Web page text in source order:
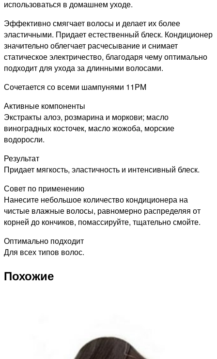
использоваться в домашнем уходе.
Эффективно смягчает волосы и делает их более
эластичными. Придает естественный блеск. Кондиционер
значительно облегчает расчесывание и снимает
статическое электричество, благодаря чему оптимально
подходит для ухода за длинными волосами.
Сочетается со всеми шампунями 11PM
Активные компоненты
Экстракты алоэ, розмарина и моркови; масло
виноградных косточек, масло жожоба, морские
водоросли.
Результат
Придает мягкость, эластичность и интенсивный блеск.
Совет по применению
Нанесите небольшое количество кондиционера на
чистые влажные волосы, равномерно распределяя от
корней до кончиков, помассируйте, тщательно смойте.
Оптимально подходит
Для всех типов волос.
Похожие